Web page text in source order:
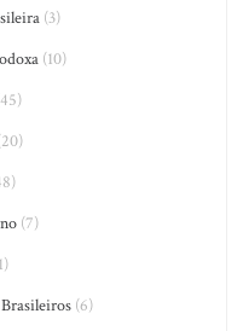
(3)
(10)
(7)
(6)